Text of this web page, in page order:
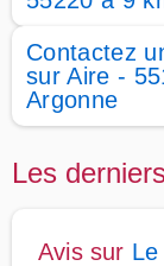
Contactez
sur Aire -
Argonne
Les
Avis sur